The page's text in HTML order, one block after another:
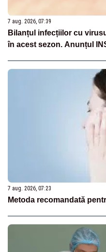
7 aug. 2026, 07:39
Bilanțul infecțiilor cu
în acest sezon. Anunțul
7 aug. 2026, 07:23
Metoda recomandată